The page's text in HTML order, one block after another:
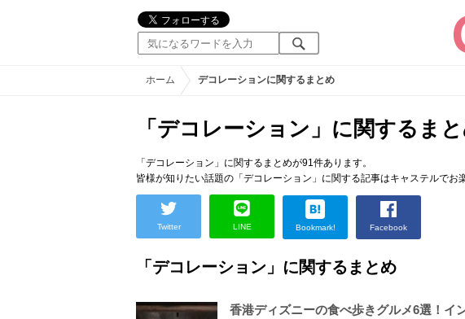
ホーム デコレーションに関するまとめ
「デコレーション」に関するま
「デコレーション」に関するまとめが91件あります。
皆様が知りたい話題の「デコレーション」に関する記事はキャステルでお
Twitter LINE Bookmark! Facebook
「デコレーション」に関するまとめ
香港ディズニーの食べ歩きグルメ6選！イ